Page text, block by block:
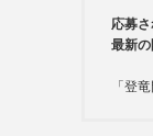
応募
最新の
「登